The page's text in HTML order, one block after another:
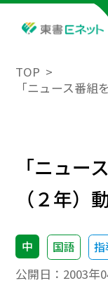
TOP
「ニュース番
「ニュー
（２年）
中 国語 指
公開日： 2003年